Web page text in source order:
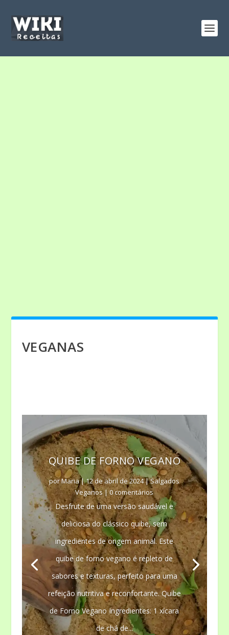
VEGANAS
QUIBE DE FORNO VEGANO
porMaria|12 de abril de 2024|Salgados
Veganos| 0 comentários
Desfrute de uma versão saudável e
deliciosa do clássico quibe, sem
ingredientes de origem animal. Este
quibe de forno vegano é repleto de
sabores e texturas, perfeito para uma
refeição nutritiva e reconfortante. Quibe
de Forno Vegano Ingredientes: 1 xícara
de chá de...